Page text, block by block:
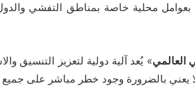
محلية خاصة بمناطق التفشي
العالمي» يُعد آلية دولية لتعزيز التنسيق
يعني بالضرورة وجود خطر مباشر على